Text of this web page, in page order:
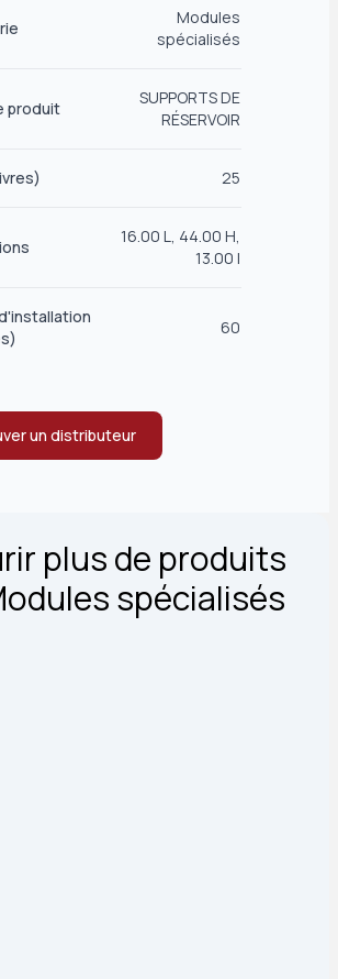
Modules
spécialisés
produit
SUPPORTS DE
RÉSERVOIR
25
16.00 L, 44.00 H,
13.00 l
60
un distributeur
plus de produits
spécialisés